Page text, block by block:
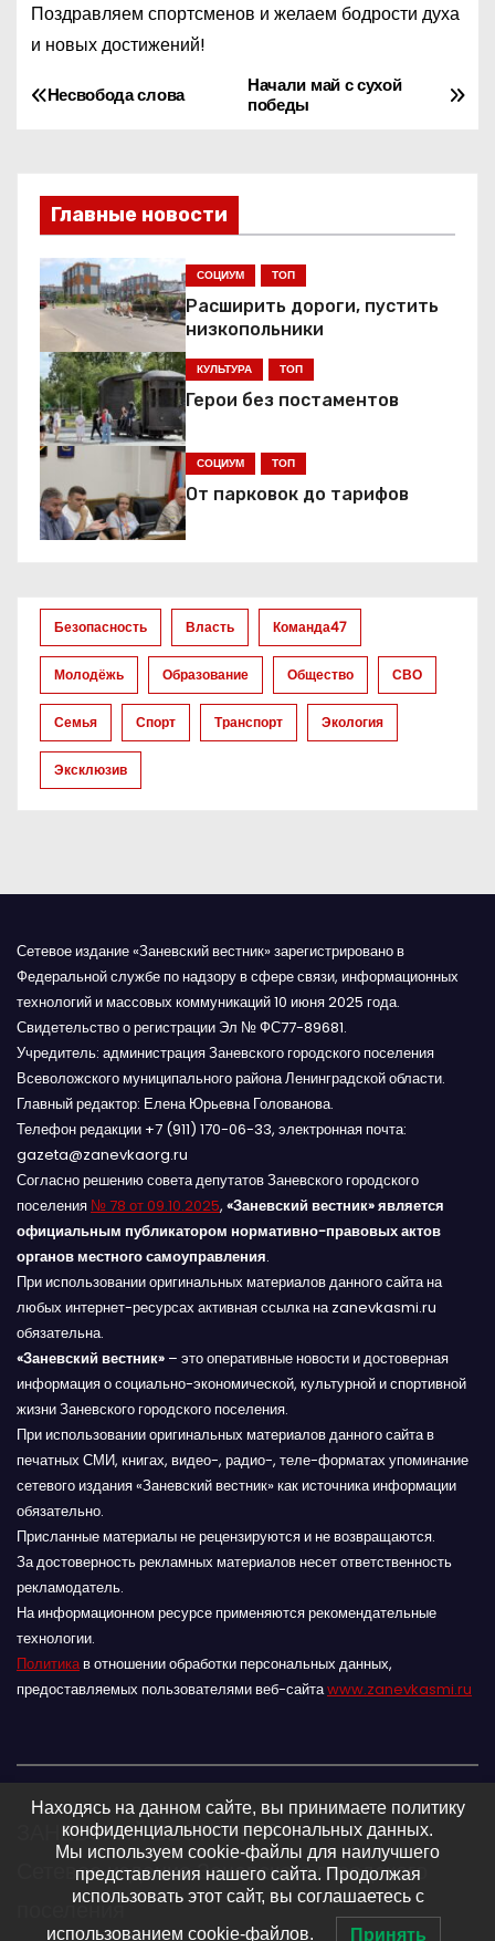
Поздравляем спортсменов и желаем бодрости духа
и новых достижений!
Н
в
и
г
а
ц
и
я
п
з
а
п
и
с
м
Начали май с сухой
победы
Несвобода слова
Главные новости
СОЦИУМ ТОП
Расширить дороги, пустить
низкопольники
КУЛЬТУРА ТОП
Герои без постаментов
СОЦИУМ ТОП
От парковок до тарифов
Безопасность Власть Команда47
Молодёжь Образование Общество СВО
Семья Спорт Транспорт Экология
Эксклюзив
Сетевое издание «Заневский вестник» зарегистрировано в
Федеральной службе по надзору в сфере связи, информационных
технологий и массовых коммуникаций 10 июня 2025 года.
Свидетельство о регистрации Эл № ФС77-89681.
Учредитель: администрация Заневского городского поселения
Всеволожского муниципального района Ленинградской области.
Главный редактор: Елена Юрьевна Голованова.
Телефон редакции +7 (911) 170-06-33, электронная почта:
gazeta@zanevkaorg.ru
Согласно решению совета депутатов Заневского городского
поселения № 78 от 09.10.2025, «Заневский вестник» является
официальным публикатором нормативно-правовых актов
органов местного самоуправления.
При использовании оригинальных материалов данного сайта на
любых интернет-ресурсах активная ссылка на zanevkasmi.ru
обязательна.
«Заневский вестник» – это оперативные новости и достоверная
информация о социально-экономической, культурной и спортивной
жизни Заневского городского поселения.
При использовании оригинальных материалов данного сайта в
печатных СМИ, книгах, видео-, радио-, теле-форматах упоминание
сетевого издания «Заневский вестник» как источника информации
обязательно.
Присланные материалы не рецензируются и не возвращаются.
За достоверность рекламных материалов несет ответственность
рекламодатель.
На информационном ресурсе применяются рекомендательные
технологии.
Политикав отношении обработки персональных данных,
предоставляемых пользователями веб-сайтаwww.zanevkasmi.ru
ЗАНЕВСКИЙ ВЕСТНИК 16+
Сетевое издание Заневского городского
поселения
Находясь на данном сайте, вы принимаете политику
конфиденциальности персональных данных.
Мы используем cookie-файлы для наилучшего
представления нашего сайта. Продолжая
использовать этот сайт, вы соглашаетесь с
использованием cookie-файлов. Принять